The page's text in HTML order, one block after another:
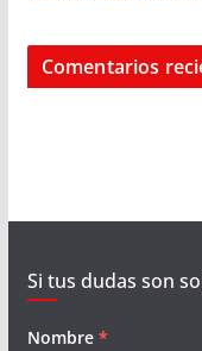
Comentarios
Si tus dudas son
Nombre *